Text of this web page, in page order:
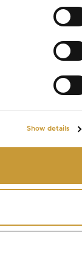
Show details